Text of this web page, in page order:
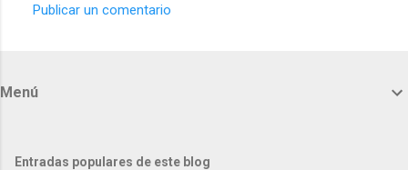
t
Publicar un comentario
Menú
Entradas populares de este blog